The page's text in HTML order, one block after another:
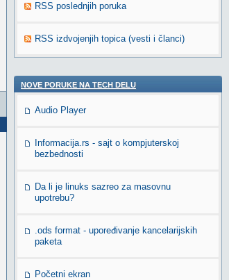
RSS poslednjih poruka
RSS izdvojenjih topica (vesti i članci)
NOVE PORUKE NA TECH DELU
Audio Player
Informacija.rs - sajt o kompjuterskoj
bezbednosti
Da li je linuks sazreo za masovnu
upotrebu?
.ods format - upoređivanje kancelarijskih
paketa
Početni ekran